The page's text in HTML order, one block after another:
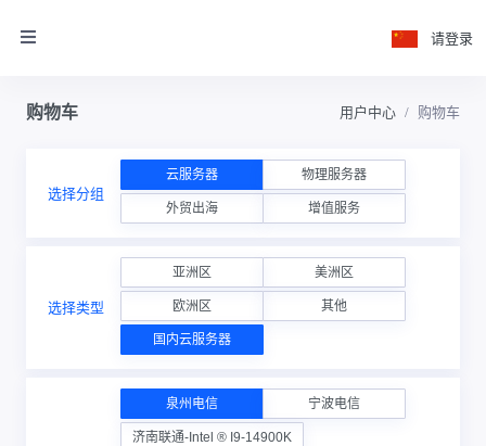
请登录
购物车 用户中心 购物车
选择分组
云服务器 物理服务器
外贸出海 增值服务
选择类型
亚洲区 美洲区
欧洲区 其他
国内云服务器
泉州电信 宁波电信
济南联通-Intel ® I9-14900K